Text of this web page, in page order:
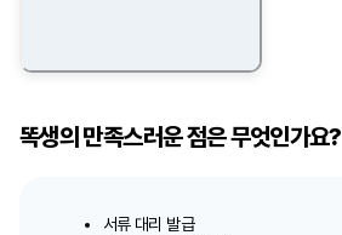
똑생의 만족스러운 점은 무엇인가요?
서류 대리 발급